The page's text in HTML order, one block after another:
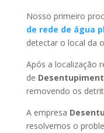
Nosso primeiro
de rede de água
detectar o local da
Após a localização
de
removendo os
A empresa
resolvemos o